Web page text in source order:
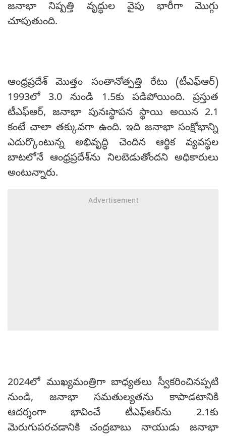
జనాభా నిష్పత్తి వృద్ధుల వైపు భారీగా మొగ్గు
చూపుతుంది.
ఆంధ్రప్రదేశ్ మొత్తం సంతానోత్పత్తి రేటు (టీఎఫ్ఆర్)
1993లో 3.0 నుండి 1.5కు పడిపోయింది. ప్రస్తుత
టీఎఫ్ఆర్, జనాభా పునఃస్థాపన స్థాయి అయిన 2.1
కంటే చాలా తక్కువగా ఉంది. ఇది జనాభా సంక్షోభాన్ని
ఎదుర్కొంటున్న అభివృద్ధి చెందిన ఆర్థిక వ్యవస్థల
బాటలోనే ఆంధ్రప్రదేశ్‌ను నిలబెడుతోందని అధికారులు
అంటున్నారు.
2024లో ముఖ్యమంత్రిగా బాధ్యతలు స్వీకరించినప్పటి
నుండి, జనాభా సమతుల్యతను కాపాడటానికి
ఆదర్శంగా భావించే టీఎఫ్ఆర్‌ను 2.1కు
మెరుగుపరచడానికి చంద్రబాబు నాయుడు జనాభా